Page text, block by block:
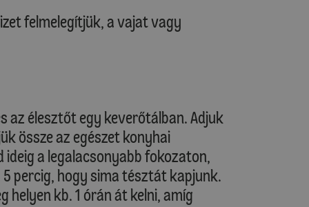
felmelegítjük, a vajat vagy
az élesztőt egy keverőtálban. Adjuk
össze az egészet konyhai
a legalacsonyabb fokozaton,
percig, hogy sima tésztát kapjunk.
helyen kb. 1 órán át kelni, amíg